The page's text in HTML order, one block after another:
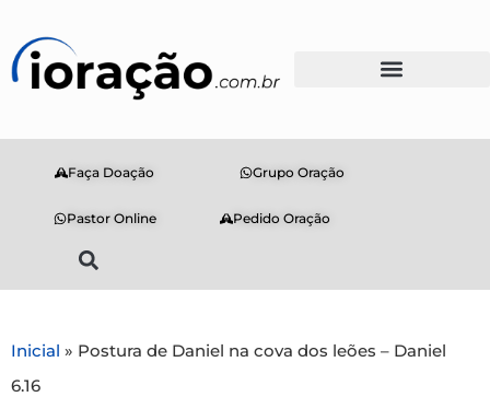
Faça Doação Grupo Oração
Pastor Online Pedido Oração
Inicial » Postura de Daniel na cova dos leões – Daniel
6.16